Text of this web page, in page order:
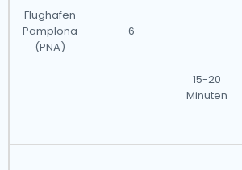
Flughafen
Pamplona
(PNA)
6
15-20
Minuten